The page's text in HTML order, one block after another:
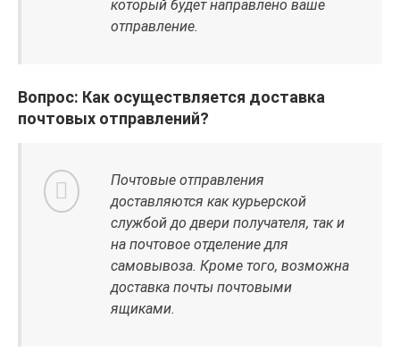
который будет направлено ваше
отправление.
Вопрос: Как осуществляется доставка
почтовых отправлений?
Почтовые отправления
доставляются как курьерской
службой до двери получателя, так и
на почтовое отделение для
самовывоза. Кроме того, возможна
доставка почты почтовыми
ящиками.